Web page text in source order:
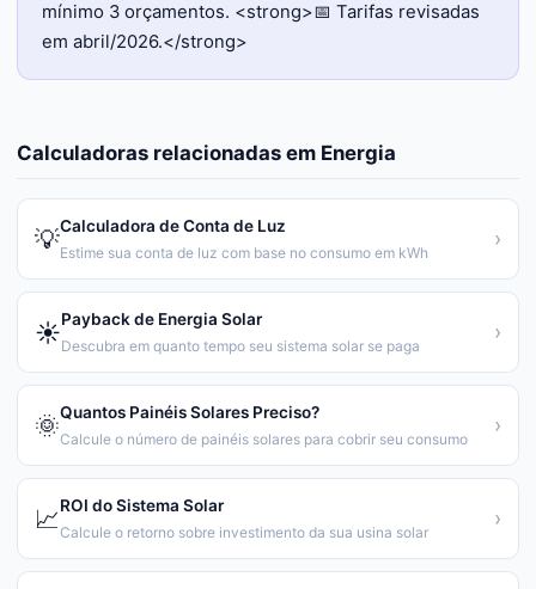
mínimo 3 orçamentos. <strong>📅 Tarifas revisadas
em abril/2026.</strong>
Calculadoras relacionadas em Energia
💡Calculadora de Conta de Luz
Estime sua conta de luz com base no consumo em kWh
›
☀️Payback de Energia Solar
Descubra em quanto tempo seu sistema solar se paga
›
🌞Quantos Painéis Solares Preciso?
Calcule o número de painéis solares para cobrir seu consumo
›
📈ROI do Sistema Solar
Calcule o retorno sobre investimento da sua usina solar
›